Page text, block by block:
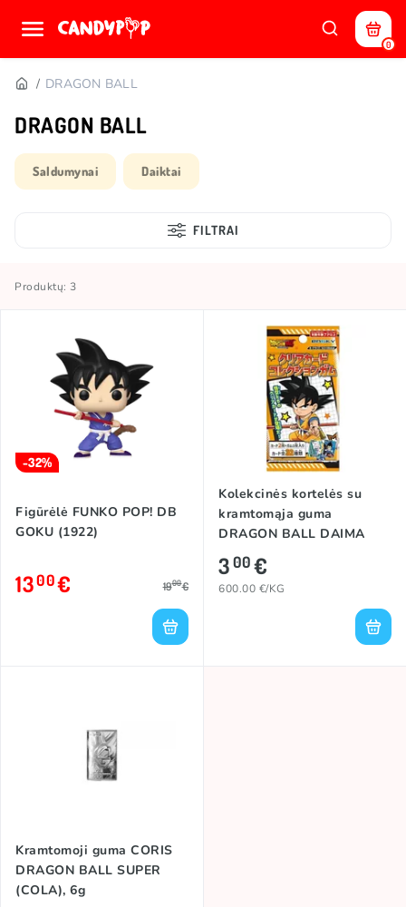
0
DRAGON BALL
DRAGON BALL
Saldumynai Daiktai
FILTRAI
Produktų: 3
-32%
Figūrėlė FUNKO POP! DB
GOKU (1922)
1300€ 1900€
Kolekcinės kortelės su
kramtomąja guma
DRAGON BALL DAIMA
CLEAR
300€
600.00 €/KG
Kramtomoji guma CORIS
DRAGON BALL SUPER
(COLA), 6g